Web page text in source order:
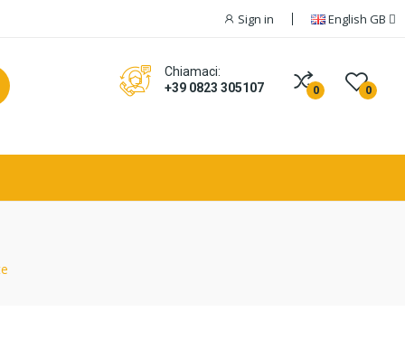
Sign in English GB
Chiamaci:
+39 0823 305107
0 0